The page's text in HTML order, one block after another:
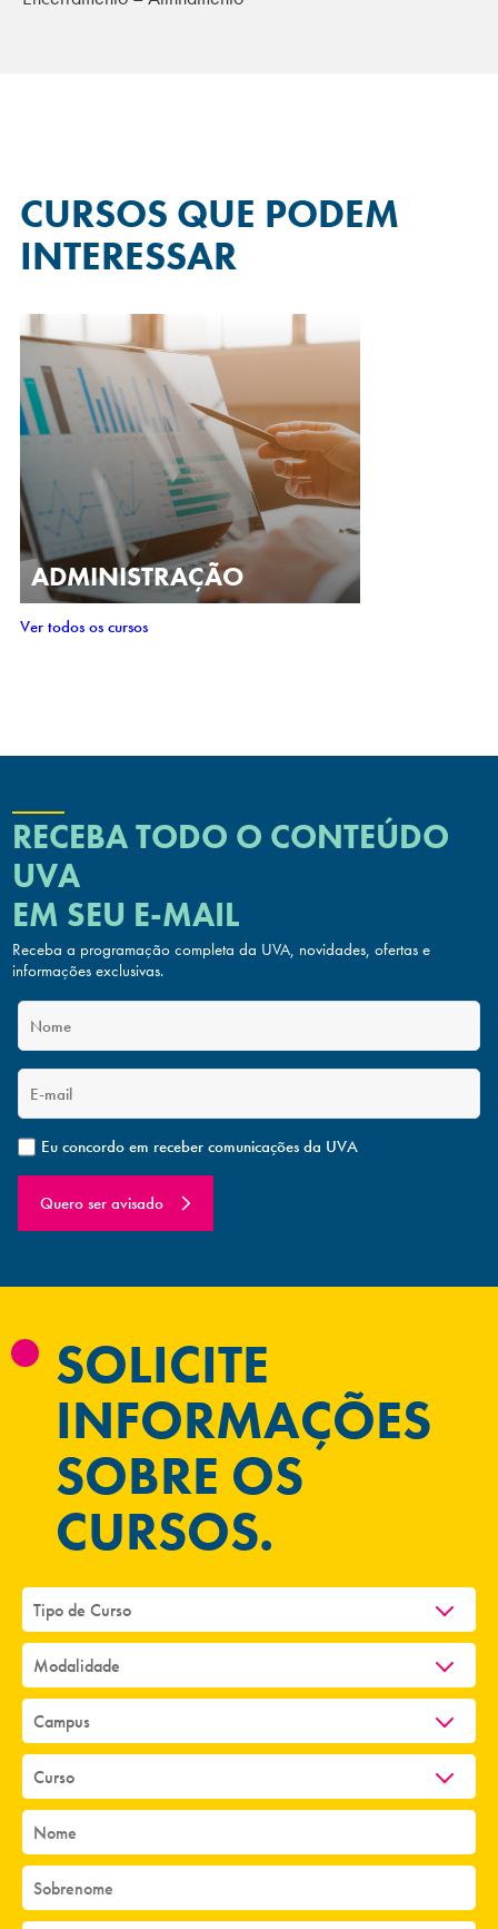
CURSOS QUE PODEM
INTERESSAR
ADMINISTRAÇÃO
Ver todos os cursos
RECEBA TODO O CONTEÚDO
UVA
EM SEU E-MAIL
Receba a programação completa da UVA, novidades, ofertas e
informações exclusivas.
Eu concordo em receber comunicações da UVA
Quero ser avisado
SOLICITE
INFORMAÇÕES
SOBRE OS
CURSOS.